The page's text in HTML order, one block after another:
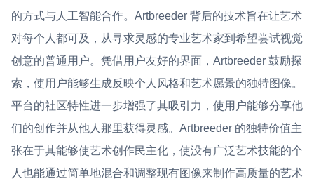
的方式与人工智能合作。Artbreeder 背后的技术旨在让艺术
对每个人都可及，从寻求灵感的专业艺术家到希望尝试视觉
创意的普通用户。凭借用户友好的界面，Artbreeder 鼓励探
索，使用户能够生成反映个人风格和艺术愿景的独特图像。
平台的社区特性进一步增强了其吸引力，使用户能够分享他
们的创作并从他人那里获得灵感。Artbreeder 的独特价值主
张在于其能够使艺术创作民主化，使没有广泛艺术技能的个
人也能通过简单地混合和调整现有图像来制作高质量的艺术